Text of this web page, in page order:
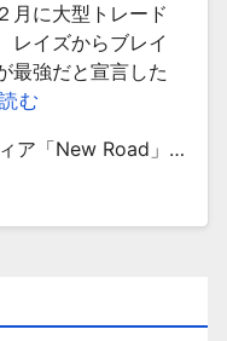
月に大型トレード
レイズからブレイ
最強だと宣言した
む
ア「New Road」…